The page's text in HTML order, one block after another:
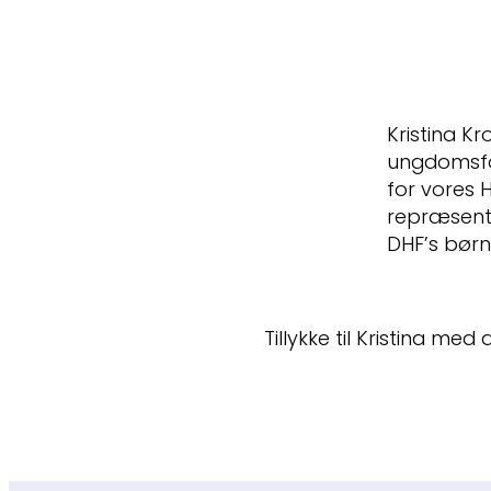
Kristina
for vores
DHF’s
Tillykke til Kristina med